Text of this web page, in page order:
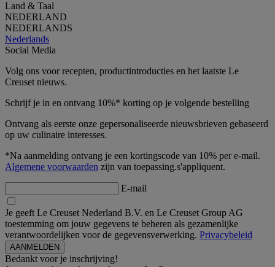
Land & Taal
NEDERLAND
NEDERLANDS
Nederlands
Social Media
Volg ons voor recepten, productintroducties en het laatste Le
Creuset nieuws.
Schrijf je in en ontvang 10%* korting op je volgende bestelling
Ontvang als eerste onze gepersonaliseerde nieuwsbrieven gebaseerd
op uw culinaire interesses.
*Na aanmelding ontvang je een kortingscode van 10% per e-mail.
Algemene voorwaarden zijn van toepassing.s'appliquent.
E-mail
Je geeft Le Creuset Nederland B.V. en Le Creuset Group AG
toestemming om jouw gegevens te beheren als gezamenlijke
verantwoordelijken voor de gegevensverwerking. Privacybeleid
Bedankt voor je inschrijving!